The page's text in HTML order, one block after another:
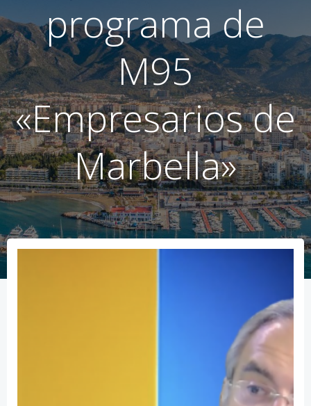
programa de
M95
«Empresarios de
Marbella»